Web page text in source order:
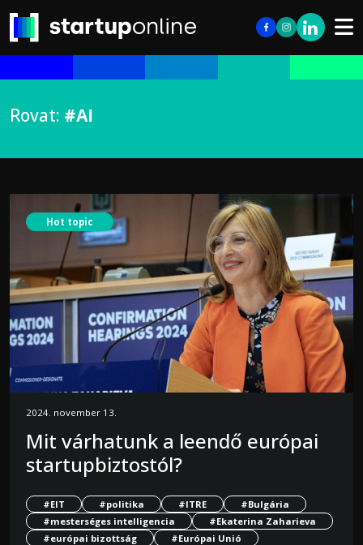
Rovat: #AI
Hot topic
2024. november 13.
Mit várhatunk a leendő európai
startupbiztostól?
#EIT #politika #ITRE
#Bulgária
#mesterséges intelligencia
#Ekaterina Zaharieva
#európai bizottság
#Európai Unió